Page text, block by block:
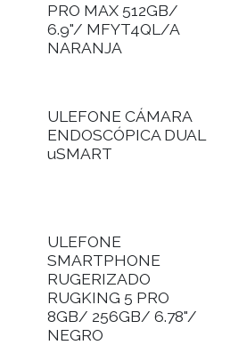
PRO MAX 512GB/
6.9"/ MFYT4QL/A
NARANJA
ULEFONE CÁMARA
ENDOSCÓPICA DUAL
uSMART
ULEFONE
SMARTPHONE
RUGERIZADO
RUGKING 5 PRO
8GB/ 256GB/ 6.78"/
NEGRO